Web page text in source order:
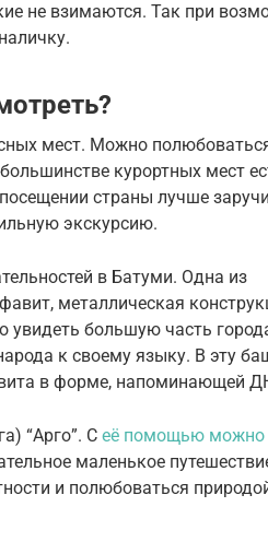
не взимаются. Так при
мест. Можно
курортных мест
страны лучше
экскурсию.
в Батуми. Одна из
металлическая
увидеть большую часть
к своему языку. В эту
в форме, напоминающей
“Арго”. С её помощью можно
маленькое
и полюбоваться